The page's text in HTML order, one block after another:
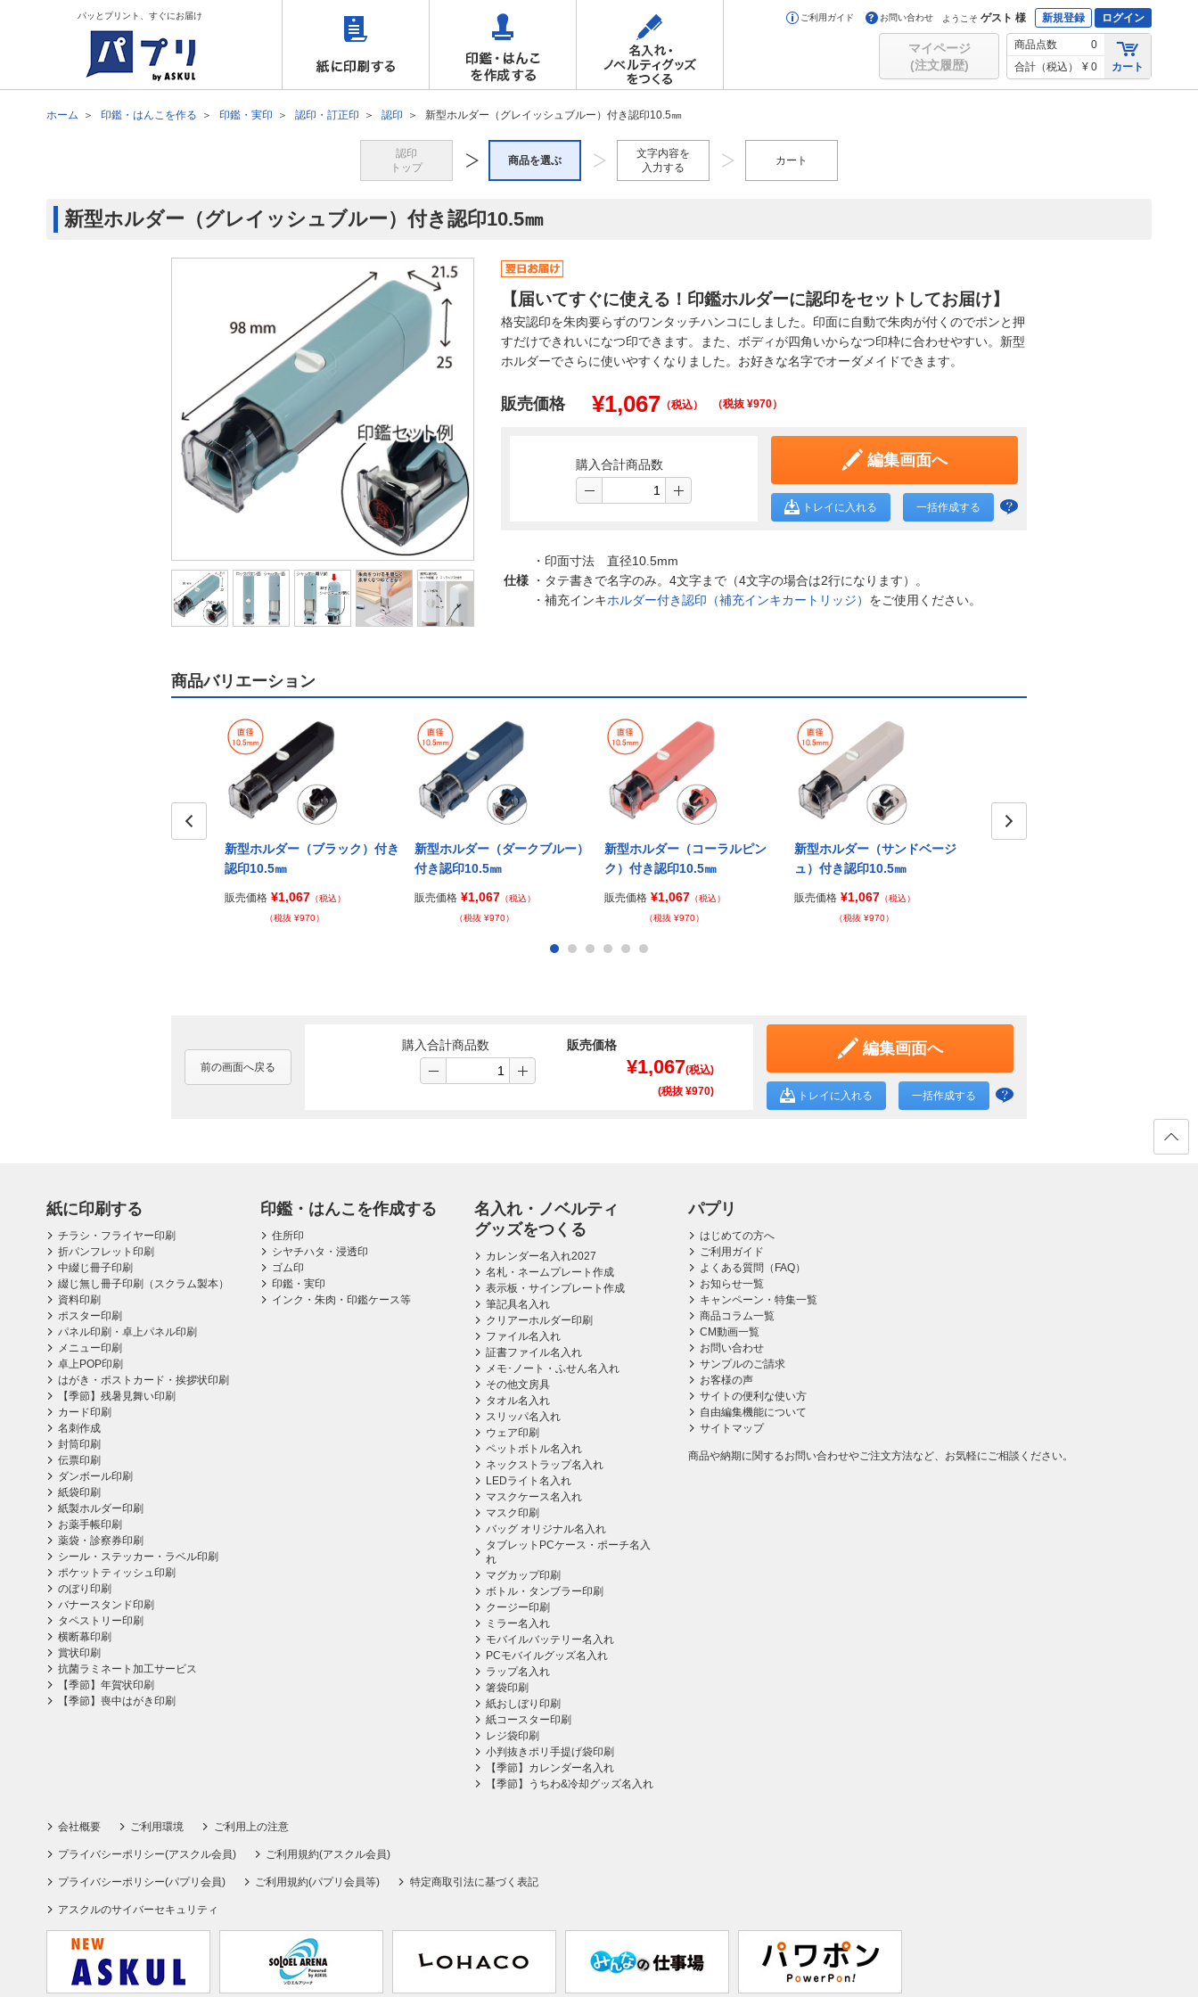
パッとプリント、すぐにお届け ご利用ガイド お問い合わせ ようこそ ゲスト 様 新規登録 ログイン
マイページ
(注文履歴)
商品点数
0
合計（税込）
¥ 0 カート
ホーム 印鑑・はんこを作る 印鑑・実印 認印・訂正印 認印 新型ホルダー（グレイッシュブルー）付き認印10.5㎜
認印
トップ
商品を選ぶ
文字内容を
入力する
カート
新型ホルダー（グレイッシュブルー）付き認印10.5㎜
【届いてすぐに使える！印鑑ホルダーに認印をセットしてお届け】
格安認印を朱肉要らずのワンタッチハンコにしました。印面に自動で朱肉が付くのでポンと押
すだけできれいになつ印できます。また、ボディが四角いからなつ印枠に合わせやすい。新型
ホルダーでさらに使いやすくなりました。お好きな名字でオーダメイドできます。
販売価格 ¥1,067 （税込） （税抜 ¥970）
購入合計商品数 編集画面へ
トレイに入れる 一括作成する
仕様
・印面寸法 直径10.5mm
・タテ書きで名字のみ。4文字まで（4文字の場合は2行になります）。
・補充インキホルダー付き認印（補充インキカートリッジ） をご使用ください。
商品バリエーション
新型ホルダー（ブラック）付き
認印10.5㎜
販売価格 ¥1,067 （税込）
（税抜 ¥970）
新型ホルダー（ダークブルー）
付き認印10.5㎜
販売価格 ¥1,067 （税込）
（税抜 ¥970）
新型ホルダー（コーラルピン
ク）付き認印10.5㎜
販売価格 ¥1,067 （税込）
（税抜 ¥970）
新型ホルダー（サンドベージ
ュ）付き認印10.5㎜
販売価格 ¥1,067 （税込）
（税抜 ¥970）
前の画面へ戻る
購入合計商品数 販売価格
¥1,067(税込)
(税抜 ¥970)
編集画面へ
トレイに入れる 一括作成する
紙に印刷する
チラシ・フライヤー印刷
折パンフレット印刷
中綴じ冊子印刷
綴じ無し冊子印刷（スクラム製本）
資料印刷
ポスター印刷
パネル印刷・卓上パネル印刷
メニュー印刷
卓上POP印刷
はがき・ポストカード・挨拶状印刷
【季節】残暑見舞い印刷
カード印刷
名刺作成
封筒印刷
伝票印刷
ダンボール印刷
紙袋印刷
紙製ホルダー印刷
お薬手帳印刷
薬袋・診察券印刷
シール・ステッカー・ラベル印刷
ポケットティッシュ印刷
のぼり印刷
バナースタンド印刷
タペストリー印刷
横断幕印刷
賞状印刷
抗菌ラミネート加工サービス
【季節】年賀状印刷
【季節】喪中はがき印刷
印鑑・はんこを作成する
住所印
シヤチハタ・浸透印
ゴム印
印鑑・実印
インク・朱肉・印鑑ケース等
名入れ・ノベルティ
グッズをつくる
カレンダー名入れ2027
名札・ネームプレート作成
表示板・サインプレート作成
筆記具名入れ
クリアーホルダー印刷
ファイル名入れ
証書ファイル名入れ
メモ･ノート・ふせん名入れ
その他文房具
タオル名入れ
スリッパ名入れ
ウェア印刷
ペットボトル名入れ
ネックストラップ名入れ
LEDライト名入れ
マスクケース名入れ
マスク印刷
バッグ オリジナル名入れ
タブレットPCケース・ポーチ名入
れ
マグカップ印刷
ボトル・タンブラー印刷
クージー印刷
ミラー名入れ
モバイルバッテリー名入れ
PCモバイルグッズ名入れ
ラップ名入れ
箸袋印刷
紙おしぼり印刷
紙コースター印刷
レジ袋印刷
小判抜きポリ手提げ袋印刷
【季節】カレンダー名入れ
【季節】うちわ&冷却グッズ名入れ
パプリ
はじめての方へ
ご利用ガイド
よくある質問（FAQ）
お知らせ一覧
キャンペーン・特集一覧
商品コラム一覧
CM動画一覧
お問い合わせ
サンプルのご請求
お客様の声
サイトの便利な使い方
自由編集機能について
サイトマップ
商品や納期に関するお問い合わせやご注文方法など、お気軽にご相談ください。
会社概要 ご利用環境 ご利用上の注意
プライバシーポリシー(アスクル会員) ご利用規約(アスクル会員)
プライバシーポリシー(パプリ会員) ご利用規約(パプリ会員等) 特定商取引法に基づく表記
アスクルのサイバーセキュリティ